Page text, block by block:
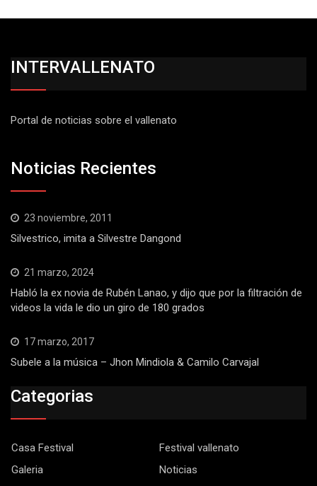
INTERVALLENATO
Portal de noticias sobre el vallenato
Noticias Recientes
23 noviembre, 2011
Silvestrico, imita a Silvestre Dangond
21 marzo, 2024
Habló la ex novia de Rubén Lanao, y dijo que por la filtración de
videos la vida le dio un giro de 180 grados
17 marzo, 2017
Subele a la música – Jhon Mindiola & Camilo Carvajal
Categorias
Casa Festival
Festival vallenato
Galeria
Noticias